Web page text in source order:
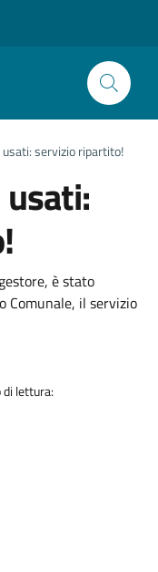
servizio ripartito!
è stato
Comunale, il servizio
di lettura: